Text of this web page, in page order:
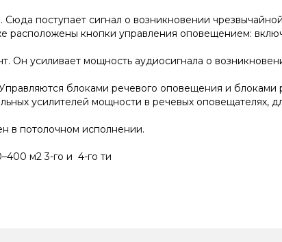
поступает сигнал о возникновении
расположены кнопки управления оповещением:
Он усиливает мощность аудиосигнала о
блоками речевого оповещения и блоками
усилителей мощности в речевых оповещателях,
в потолочном исполнении.
м2 3-го и 4-го ти